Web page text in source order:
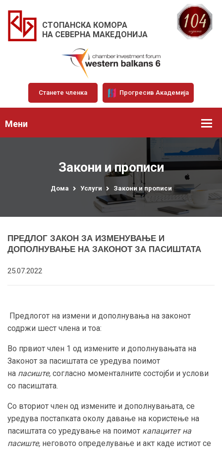
СТОПАНСКА КОМОРА
НА СЕВЕРНА МАКЕДОНИЈА
Станете членка Прогресив Академија
Мени
Закони и прописи
Дома Услуги Закони и прописи
ПРЕДЛОГ ЗАКОН ЗА ИЗМЕНУВАЊЕ И
ДОПОЛНУВАЊЕ НА ЗАКОНОТ ЗА ПАСИШТАТА
25.07.2022
Предлогот на измени и дополнувања на законот
содржи шест члена и тоа:
Во првиот член 1 од измените и дополнувањата на
Законот за пасиштата се уредува поимот
на пасиште, согласно моменталните состојби и услови
со пасиштата.
Со вториот член од измените и дополнувањата, се
уредува постапката околу давање на користење на
пасиштата со уредување на поимот капацитет на
пасиште, неговото определување и акт каде истиот се